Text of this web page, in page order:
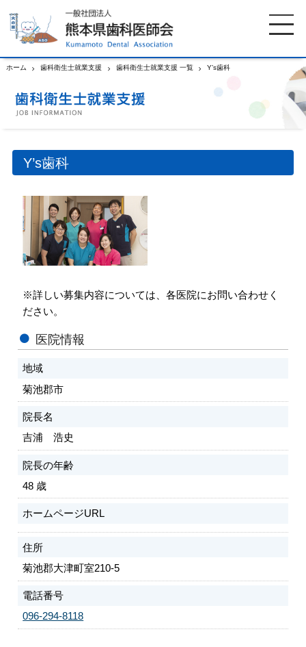
ホーム 歯科衛生士就業支援 歯科衛生士就業支援 一覧 Y’s歯科
Y’s歯科
※詳しい募集内容については、各医院にお問い合わせく
ださい。
医院情報
地域
菊池郡市
院長名
吉浦 浩史
院長の年齢
48 歳
ホームページURL
住所
菊池郡大津町室210-5
電話番号
096-294-8118
ホーム 歯科医師会について
歯科医院検索
イベント案内
お知らせ
会員専用ページ
サイトマップ